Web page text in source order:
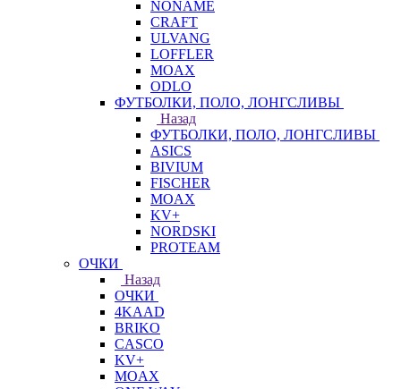
NONAME
CRAFT
ULVANG
LOFFLER
MOAX
ODLO
ФУТБОЛКИ, ПОЛО, ЛОНГСЛИВЫ
Назад
ФУТБОЛКИ, ПОЛО, ЛОНГСЛИВЫ
ASICS
BIVIUM
FISCHER
MOAX
KV+
NORDSKI
PROTEAM
ОЧКИ
Назад
ОЧКИ
4KAAD
BRIKO
CASCO
KV+
MOAX